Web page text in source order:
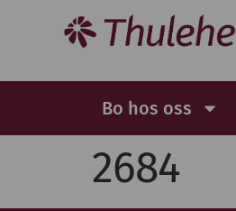
Bo hos oss
2684